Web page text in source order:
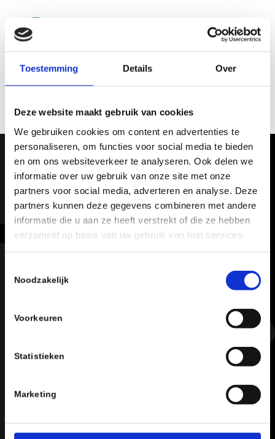
Toestemming Details Over
Deze website maakt gebruik van cookies
We gebruiken cookies om content en advertenties te
personaliseren, om functies voor social media te bieden
en om ons websiteverkeer te analyseren. Ook delen we
informatie over uw gebruik van onze site met onze
partners voor social media, adverteren en analyse. Deze
partners kunnen deze gegevens combineren met andere
informatie die u aan ze heeft verstrekt of die ze hebben
verzameld op basis van uw gebruik van hun services.
Noodzakelijk
Voorkeuren
Statistieken
Marketing
Schaakbond
en organisatoren om verder te ontplooien in het
kenniscentrum vol met uitleg en verwijzingen.
Aanmelden voor de KNSB nieuwsbrief
aan zowel leden als overige geïnteresseerden.